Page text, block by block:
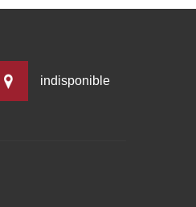
indisponible